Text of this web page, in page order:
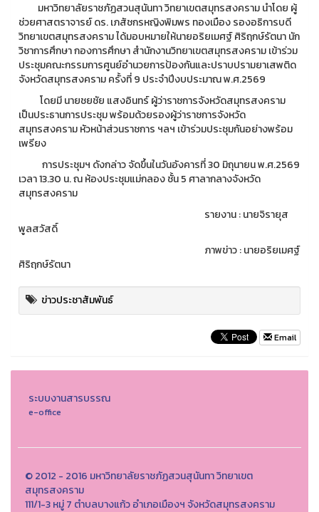
มหาวิทยาลัยราชภัฏสวนสุนันทา วิทยาเขตสมุทรสงคราม นำโดย ผู้
ช่วยศาสตราจารย์ ดร. เภสัชกรหญิงพิมพร ทองเมือง รองอธิการบดี
วิทยาเขตสมุทรสงคราม ได้มอบหมายให้นายอริยเมศฐ์ ศิริฤกษ์รัตนา นัก
วิชาการศึกษา กองการศึกษา สำนักงานวิทยาเขตสมุทรสงคราม เข้าร่วม
ประชุมคณะกรรมการศูนย์อำนวยการป้องกันและปราบปรามยาเสพติด
จังหวัดสมุทรสงคราม ครั้งที่ 9 ประจำปีงบประมาณ พ.ศ.2569
โดยมี นายชยชัย แสงอินทร์ ผู้ว่าราชการจังหวัดสมุทรสงคราม
เป็นประธานการประชุม พร้อมด้วยรองผู้ว่าราชการจังหวัด
สมุทรสงคราม หัวหน้าส่วนราชการ ฯลฯ เข้าร่วมประชุมกันอย่างพร้อม
เพรียง
การประชุมฯ ดังกล่าว จัดขึ้นในวันอังคารที่ 30 มิถุนายน พ.ศ.2569
เวลา 13.30 น. ณ ห้องประชุมแม่กลอง ชั้น 5 ศาลากลางจังหวัด
สมุทรสงคราม
รายงาน : นายจิรายุส
พูลสวัสดิ์
ภาพข่าว : นายอริยเมศฐ์
ศิริฤกษ์รัตนา
ข่าวประชาสัมพันธ์
Email
ระบบงานสารบรรณ
e-office
© 2012 - 2016 มหาวิทยาลัยราชภัฏสวนสุนันทา วิทยาเขต
สมุทรสงคราม
111/1-3 หมู่ 7 ตำบลบางแก้ว อำเภอเมืองฯ จังหวัดสมุทรสงคราม